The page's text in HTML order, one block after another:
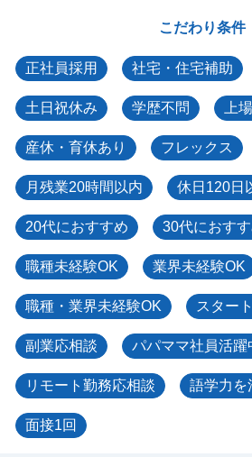
こだわり条件
正社員採用 社宅・住宅補助
土日祝休み 学歴不問 上
産休・育休あり フレックス
月残業20時間以内 休日120日
20代におすすめ 30代におす
職種未経験OK 業界未経験OK
職種・業界未経験OK スター
副業応相談 パパママ社員活躍
リモート勤務応相談 語学力を
面接1回